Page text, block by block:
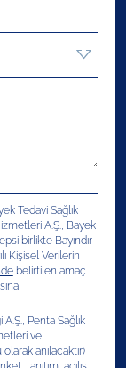
Tedavi Sağlık
A.Ş., Bayek
birlikte Bayındır
Kişisel Verilerin
belirtilen amaç
Penta Sağlık
ve
anılacaktır)